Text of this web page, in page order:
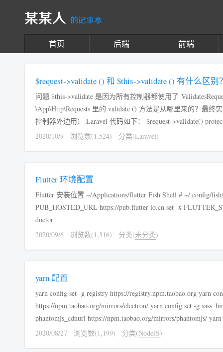
某某人 的记事本
首页 后端 前端
$request->validate () 和 $this->validate () 有什么区
问题 $this->validate 是因为所有控制器都使用了
\App\Http\Requests 里的 validate () 方法是从哪里来的？最
2020/10/9 浏览数(1,524) 分类(Laravel)
Flutter 环境配置
Flutter 安装位置 ~/Applications/flutter Fish Shell # ~/.config/fish/config.fish set -gx PATH $PATH $HOME/.bin ~/Applications/flutter/bin set -x
PUB_HOSTED_URL https://pub.flutter-io.cn set -x FLUTTER_STORAGE_BASE_URL https://storage.flutter-io.cn 检测是否符合要求 flutter
doctor
2020/09/6
浏览数(1,316) 分类(未分类)
yarn 配置
yarn config set -g registry https://registry.npm.taobao.org yarn
https://npm.taobao.org/mirrors/electron/ yarn config set -g
phantomjs_cdnurl https://npm.taobao.org/mirrors/phantomjs/
2020/08/27
浏览数(1,199) 分类(NodeJS)